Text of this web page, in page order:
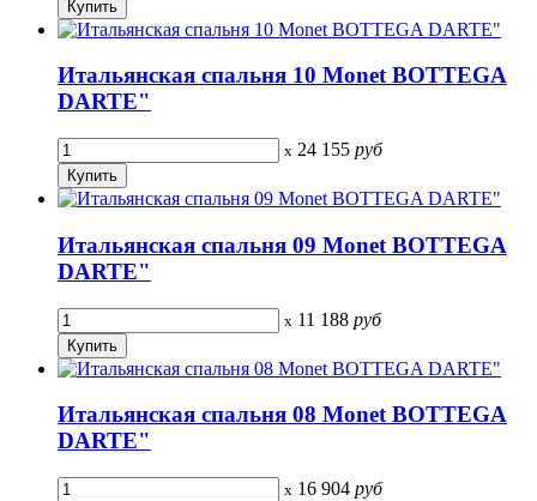
Итальянская спальня 10 Monet BOTTEGA
DARTE"
x 24 155 руб
Итальянская спальня 09 Monet BOTTEGA
DARTE"
x 11 188 руб
Итальянская спальня 08 Monet BOTTEGA
DARTE"
x 16 904 руб